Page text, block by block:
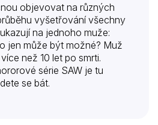
objevovat na různých
vyšetřování všechny
na jednoho muže:
jen může být možné? Muž
než 10 let po smrti.
série SAW je tu
se bát.